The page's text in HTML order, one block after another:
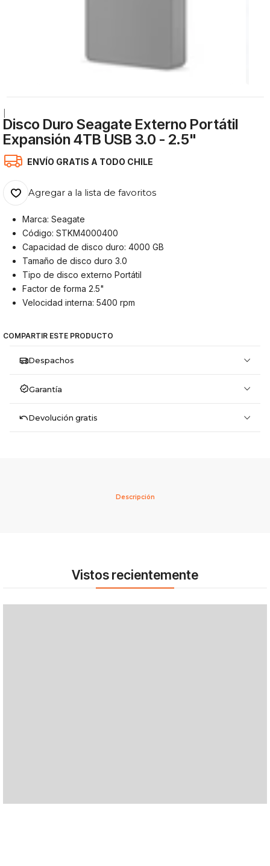
Disco Duro Seagate Externo Portátil
Expansión 4TB USB 3.0 - 2.5"
ENVÍO GRATIS A TODO CHILE
Agregar a la lista de favoritos
Marca: Seagate
Código: STKM4000400
Capacidad de disco duro: 4000 GB
Tamaño de disco duro 3.0
Tipo de disco externo Portátil
Factor de forma 2.5"
Velocidad interna: 5400 rpm
COMPARTIR ESTE PRODUCTO
Despachos
Garantía
Devolución gratis
Descripción
Vistos recientemente